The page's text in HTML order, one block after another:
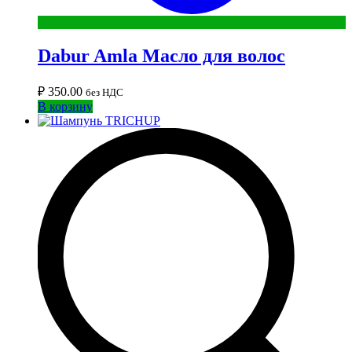
Dabur Amla Масло для волос
₽ 350.00 без НДС
В корзину